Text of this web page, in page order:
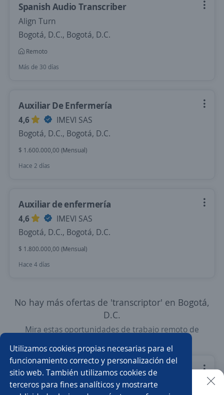
Utilizamos cookies propias necesarias para el
funcionamiento correcto y personalización del
sitio web. También utilizamos cookies de
terceros para fines analíticos y mostrarte
Spanish Audio Transcriber
Align Turn
Bogotá, D.C., Bogotá, D.C.
Remoto
Más de 30 días
Auxiliar De Enfermería
4,6
IMEVI SAS
Bogotá, D.C., Bogotá, D.C.
$ 1.600.000,00 (Mensual)
Hace 2 días
Auxiliar de enfermería
4,6
IMEVI SAS
Bogotá, D.C., Bogotá, D.C.
$ 1.800.000,00 (Mensual)
Hace 4 días
No hay más ofertas de 'transcriptor' en Bogotá,
D.C.
Mira estas oportunidades de trabajo remoto de
Spanish Audio Transcriber
Align Turn